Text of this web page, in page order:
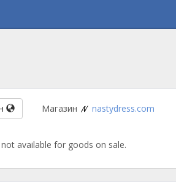
Магазин nastydress.com
available for goods on sale.